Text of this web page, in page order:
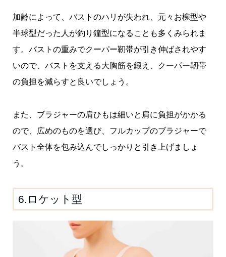
加齢によって、バストのハリが失われ、元々お椀型や
半球型だった人が釣り鐘型になることも多くみられま
す。バストの重みでクーパー靭帯が引き伸ばされやす
いので、バストを支える大胸筋を鍛え、クーパー靭帯
の負担を減らすと良いでしょう。
また、ブラジャーの肩ひもは細いと肩に負担がかかる
ので、広めのものを選び、フルカップのブラジャーで
バスト全体を包み込んでしっかりと引き上げましょ
う。
6.ロケット型